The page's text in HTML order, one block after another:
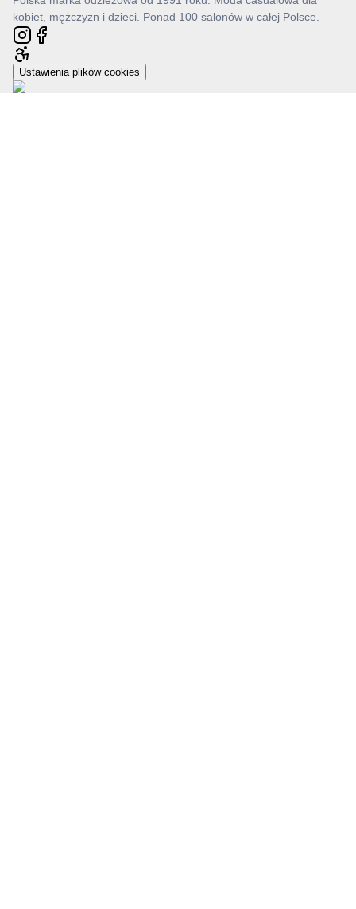
kobiet, mężczyzn i dzieci. Ponad 100 salonów w całej Polsce.
Ustawienia plików cookies